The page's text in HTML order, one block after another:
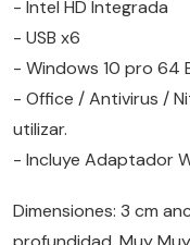
- Intel HD Integrada
- USB x6
- Windows 10 pro 64
- Office / Antivirus /
utilizar.
- Incluye Adaptador
Dimensiones: 3 cm